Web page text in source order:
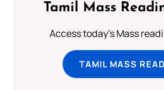
Tamil Mass
Access today's Mass
TAMIL MASS